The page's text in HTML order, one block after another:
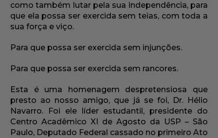
como também lutar pela sua independência, para
que ela possa ser exercida sem teias, com toda a
sua força e viço.
Para que possa ser exercida sem injunções.
Para que possa ser exercida sem rancores.
Esta é uma homenagem despretensiosa que
presto ao nosso amigo, que já se foi, Dr. Hélio
Navarro. Foi ele líder estudantil, presidente do
Centro Acadêmico XI de Agosto da USP – São
Paulo, Deputado Federal cassado no primeiro Ato